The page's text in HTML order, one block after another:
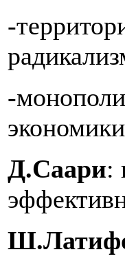
-
-
Д.Саари: